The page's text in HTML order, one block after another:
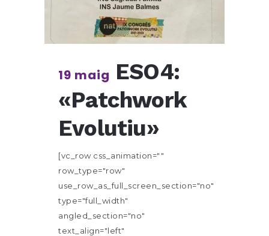
19 maig ESO4:
«Patchwork
Evolutiu»
[vc_row css_animation=""
row_type="row"
use_row_as_full_screen_section="no"
type="full_width"
angled_section="no"
text_align="left"